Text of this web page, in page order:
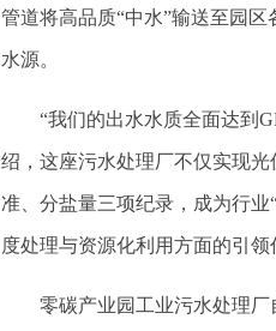
管道将高品质“中水”输送至园
水源。
“我们的出水水质全面达到
绍，这座污水处理厂不仅实现
准、分盐量三项纪录，成为行
度处理与资源化利用方面的引领
零碳产业园工业污水处理厂